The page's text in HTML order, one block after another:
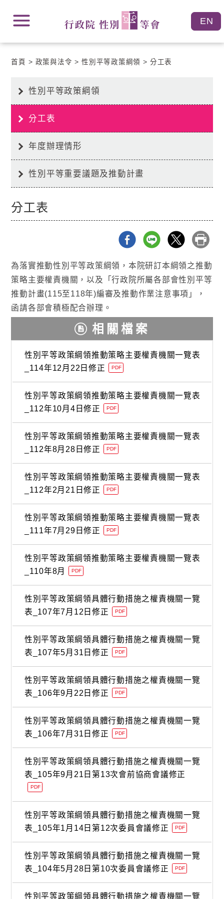
內
Center
要
首頁 政策與法令 性別平等政策綱領 分工表
性別平等政策綱領
分工表
年度辦理情形
性別平等重要議題及推動計畫
分工表
為落實推動性別平等政策綱領，本院研訂本綱領之推動
策略主要權責機關，以及「行政院所屬各部會性別平等
推動計畫(115至118年)編審及推動作業注意事項」，
函請各部會積極配合辦理。
相關檔案
性別平等政策綱領推動策略主要權責機關一覽表
_114年12月22日修正
PDF
性別平等政策綱領推動策略主要權責機關一覽表
_112年10月4日修正
PDF
性別平等政策綱領推動策略主要權責機關一覽表
_112年8月28日修正
PDF
性別平等政策綱領推動策略主要權責機關一覽表
_112年2月21日修正
PDF
性別平等政策綱領推動策略主要權責機關一覽表
_111年7月29日修正
PDF
性別平等政策綱領推動策略主要權責機關一覽表
_110年8月
PDF
性別平等政策綱領具體行動措施之權責機關一覽
表_107年7月12日修正
PDF
性別平等政策綱領具體行動措施之權責機關一覽
表_107年5月31日修正
PDF
性別平等政策綱領具體行動措施之權責機關一覽
表_106年9月22日修正
PDF
性別平等政策綱領具體行動措施之權責機關一覽
表_106年7月31日修正
PDF
性別平等政策綱領具體行動措施之權責機關一覽
表_105年9月21日第13次會前協商會議修正
PDF
性別平等政策綱領具體行動措施之權責機關一覽
表_105年1月14日第12次委員會議修正
PDF
性別平等政策綱領具體行動措施之權責機關一覽
表_104年5月28日第10次委員會議修正
PDF
性別平等政策綱領具體行動措施之權責機關一覽